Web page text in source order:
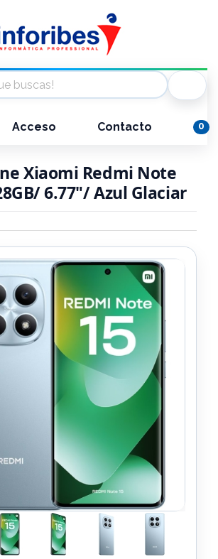
Acceso Contacto 0
Xiaomi Redmi Note
6.77"/ Azul Glaciar